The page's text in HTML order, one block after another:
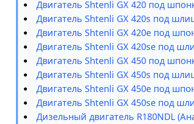
Двигатель Shtenli GX 420 под
Двигатель Shtenli GX 420s под
Двигатель Shtenli GX 420е под
Двигатель Shtenli GX 420sе под
Двигатель Shtenli GX 450 под
Двигатель Shtenli GX 450s под
Двигатель Shtenli GX 450e под
Двигатель Shtenli GX 450se под
Дизельный двигатель R180NDL